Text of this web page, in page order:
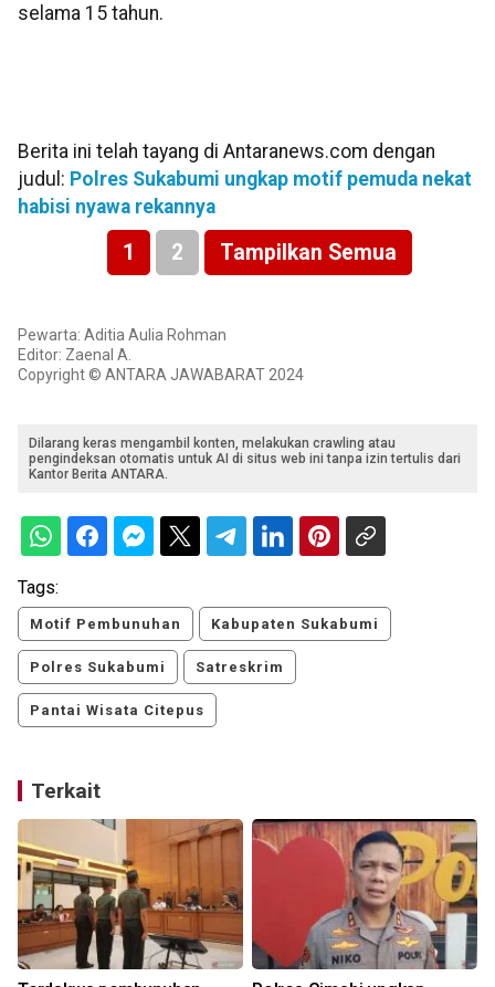
selama 15 tahun.
Berita ini telah tayang di Antaranews.com dengan
judul: Polres Sukabumi ungkap motif pemuda nekat
habisi nyawa rekannya
1 2 Tampilkan Semua
Pewarta: Aditia Aulia Rohman
Editor: Zaenal A.
Copyright © ANTARA JAWABARAT 2024
Dilarang keras mengambil konten, melakukan crawling atau
pengindeksan otomatis untuk AI di situs web ini tanpa izin tertulis dari
Kantor Berita ANTARA.
Tags:
Motif Pembunuhan Kabupaten Sukabumi
Polres Sukabumi Satreskrim
Pantai Wisata Citepus
Terkait